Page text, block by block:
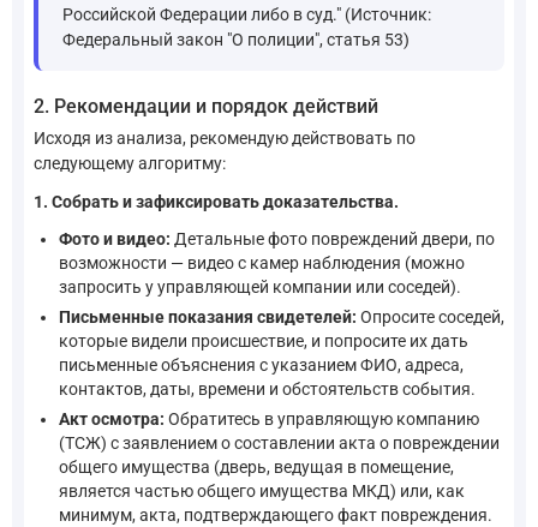
Российской Федерации либо в суд." (Источник:
Федеральный закон "О полиции", статья 53)
2. Рекомендации и порядок действий
Исходя из анализа, рекомендую действовать по
следующему алгоритму:
1. Собрать и зафиксировать доказательства.
Фото и видео: Детальные фото повреждений двери, по
возможности — видео с камер наблюдения (можно
запросить у управляющей компании или соседей).
Письменные показания свидетелей: Опросите соседей,
которые видели происшествие, и попросите их дать
письменные объяснения с указанием ФИО, адреса,
контактов, даты, времени и обстоятельств события.
Акт осмотра: Обратитесь в управляющую компанию
(ТСЖ) с заявлением о составлении акта о повреждении
общего имущества (дверь, ведущая в помещение,
является частью общего имущества МКД) или, как
минимум, акта, подтверждающего факт повреждения.